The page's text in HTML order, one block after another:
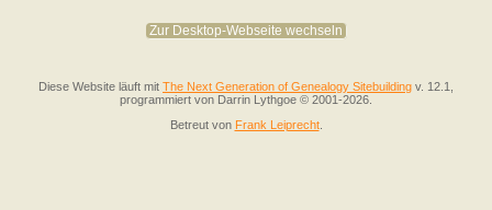
Zur Desktop-Webseite wechseln
Diese Website läuft mit The Next Generation of Genealogy Sitebuilding v. 12.1,
programmiert von Darrin Lythgoe © 2001-2026.
Betreut von Frank Leiprecht.